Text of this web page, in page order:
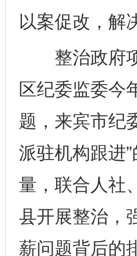
以案促改，解
整治政府项
区纪委监委今
题，来宾市纪
派驻机构跟进
量，联合人社
县开展整治，
薪问题背后的